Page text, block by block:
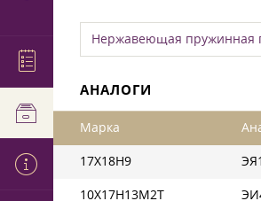
Нержавеющая пружинная
АНАЛОГИ
Марка
17Х18Н9 ЭЯ1
10Х17Н13М2Т